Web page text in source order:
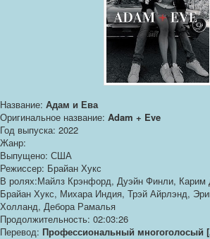
Название: Адам и Ева
Оригинальное название: Adam + Eve
Год выпуска: 2022
Жанр:
Выпущено: США
Режиссер: Брайан Хукс
В ролях:Майлз Крэнфорд, Дуэйн Финли, Карим
Брайан Хукс, Михара Индия, Трэй Айрлэнд,
Холланд, Дебора Рамалья
Продолжительность: 02:03:26
Перевод: Профессиональный многоголосый